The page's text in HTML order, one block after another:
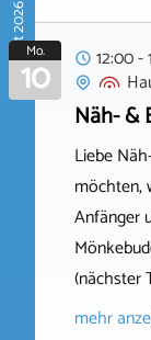
August 2026Mo.
10
12:00 -
Näh- &
Liebe
möchten,
Anfänger
(nächster
mehr